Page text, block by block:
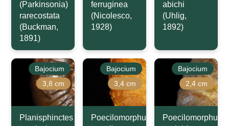
(Parkinsonia)
rarecostata
(Buckman,
1891)
ferruginea
(Nicolesco,
1928)
abichi
(Uhlig,
1892)
Bajocium
3,8 cm
Planisphinctes
Bajocium
3,4 cm
Poecilomorphus
Bajocium
2,4 cm
Poecilomorphus